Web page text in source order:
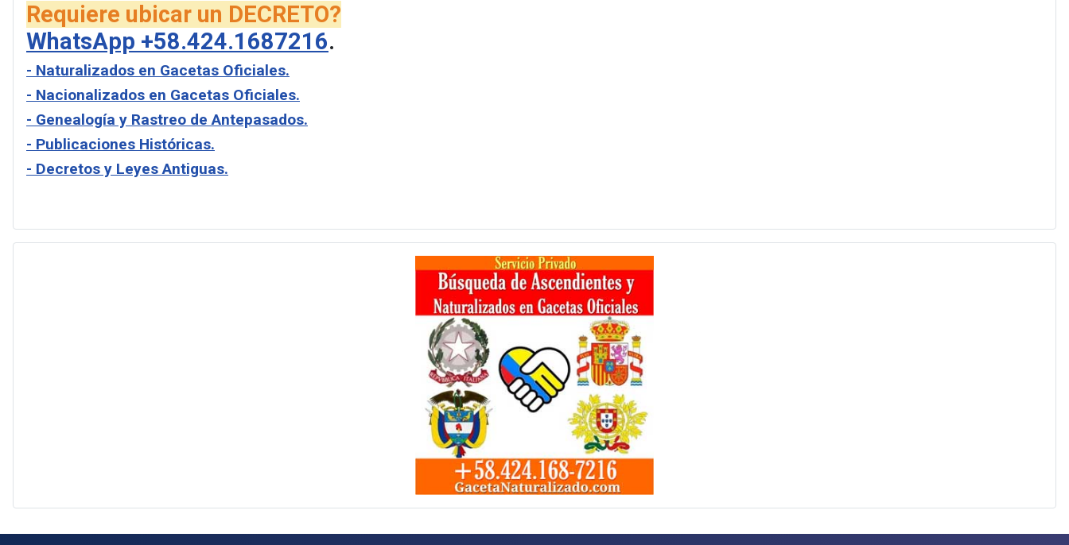
Requiere ubicar un DECRETO?
WhatsApp +58.424.1687216.
- Naturalizados en Gacetas Oficiales.
- Nacionalizados en Gacetas Oficiales.
- Genealogía y Rastreo de Antepasados.
- Publicaciones Históricas.
- Decretos y Leyes Antiguas.